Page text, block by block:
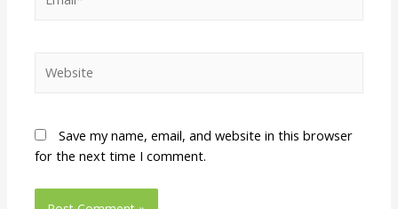
Save my name, email, and website in this browser
for the next time I comment.